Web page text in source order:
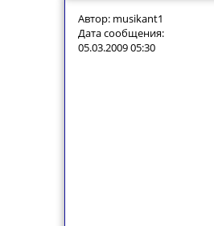
Автор: musikant1
Дата сообщения:
05.03.2009 05:30